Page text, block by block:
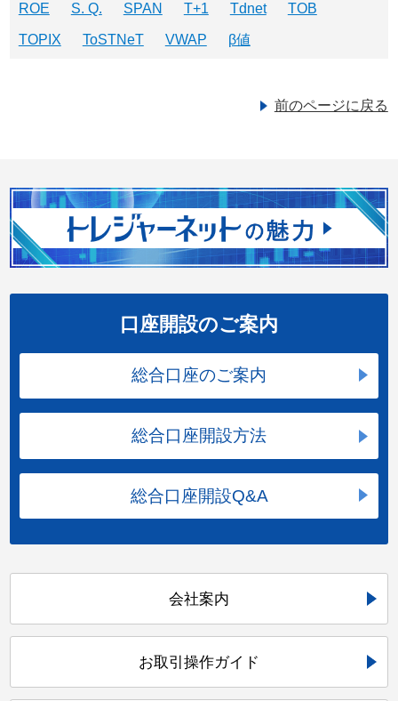
ROE S. Q. SPAN T+1 Tdnet TOB
TOPIX ToSTNeT VWAP β値
前のページに戻る
口座開設のご案内
総合口座のご案内
総合口座開設方法
総合口座開設Q&A
会社案内
お取引操作ガイド